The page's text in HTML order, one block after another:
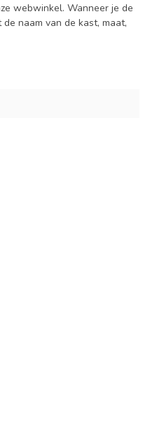
webwinkel. Wanneer je de
naam van de kast, maat,